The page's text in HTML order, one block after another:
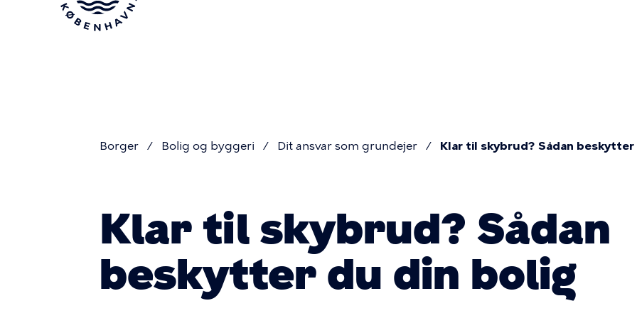
Borger Bolig og byggeri Dit ansvar som grundejer Klar til skybrud? Sådan
Klar til skybrud? Sådan
beskytter du din bolig